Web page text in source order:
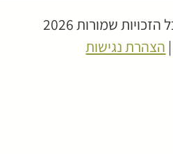
שמורות 2026
הצהרת נגישות